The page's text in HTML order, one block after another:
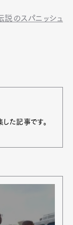
説のスパニッシュ
た記事です。